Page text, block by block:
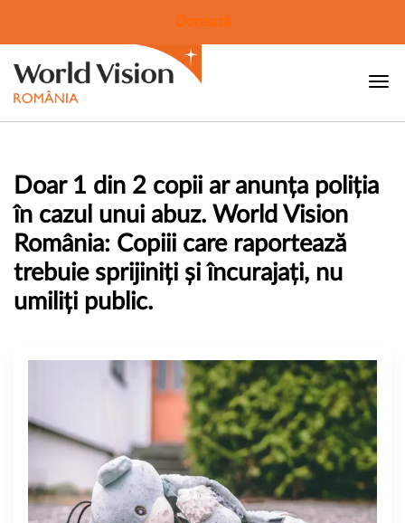
Donează
Doar 1 din 2 copii ar anunța poliția
în cazul unui abuz. World Vision
România: Copiii care raportează
trebuie sprijiniți și încurajați, nu
umiliți public.